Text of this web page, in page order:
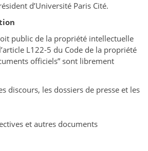
d’Université Paris Cité.
public de la propriété intellectuelle
L122-5 du Code de la propriété
officiels” sont librement
discours, les dossiers de presse et les
et autres documents